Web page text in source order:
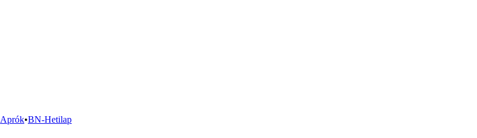
Aprók•BN-Hetilap